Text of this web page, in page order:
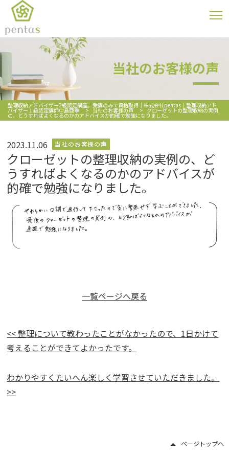
当社のお客様の声
整理収納アドバイザー2級認定講座。受講のみで資格取得｜株式会社pentas｜整理収納アド
バイザー１級認定講師中島亜季 > 当社のお客様の声 > クローゼットの整理収納の実例
の、どうすればよくなるのかのアドバイスが的確で勉強になりました。
2023.11.06 当社のお客様の声
クローゼットの整理収納の実例の、ど
うすればよくなるのかのアドバイスが
的確で勉強になりました。
一覧ページへ戻る
<< 整理について教わったことがなかったので、1日かけて
考えることができてよかったです。
わかりやすくたいへん楽しく学習させていただきました。
>>
ページトップヘ